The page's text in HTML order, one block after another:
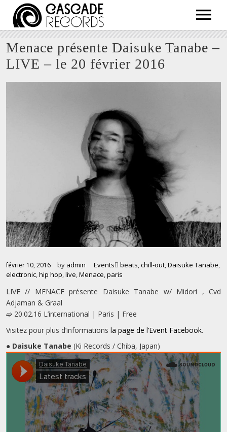
ARTISTS
RELEASES
SHOP
Menace présente Daisuke Tanabe –
LIVE – le 20 février 2016
février 10, 2016 by admin Events beats,chill-out,Daisuke Tanabe,
electronic,hip hop,live,Menace,paris
LIVE // MENACE présente Daisuke Tanabe w/ Midori , Cvd
Adjaman & Graal
➫ 20.02.16 L’international | Paris | Free
Visitez pour plus d’informations la page de l’Event Facebook.
● Daisuke Tanabe (Ki Records / Chiba, Japan)